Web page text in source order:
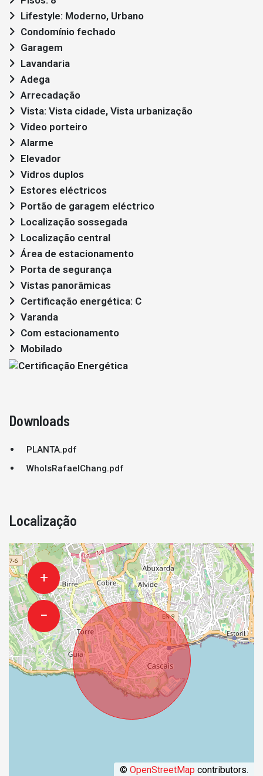
Lifestyle: Moderno, Urbano
Condomínio fechado
Garagem
Lavandaria
Adega
Arrecadação
Vista: Vista cidade, Vista urbanização
Video porteiro
Alarme
Elevador
Vidros duplos
Estores eléctricos
Portão de garagem eléctrico
Localização sossegada
Localização central
Área de estacionamento
Porta de segurança
Vistas panorâmicas
Certificação energética: C
Varanda
Com estacionamento
Mobilado
Downloads
PLANTA.pdf
WhoIsRafaelChang.pdf
Localização
+
−
© OpenStreetMap contributors.